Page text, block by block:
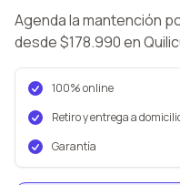
Agenda la mantención
desde $178.990en
100% online
Retiro y entrega a
Garantía